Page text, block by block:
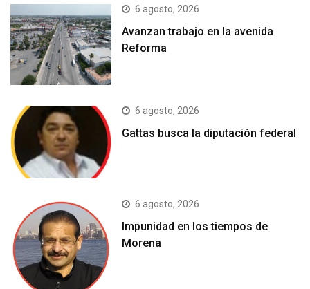
6 agosto, 2026
Avanzan trabajo en la avenida
Reforma
6 agosto, 2026
Gattas busca la diputación federal
6 agosto, 2026
Impunidad en los tiempos de
Morena